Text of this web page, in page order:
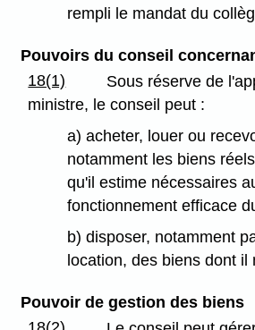
rempli le mandat du
Pouvoirs du conseil
18(1)
Sous réserve de
ministre, le conseil peut :
a) acheter, louer ou
notamment les biens
qu'il estime nécessaires
fonctionnement efficace
b) disposer, notamment
location, des biens dont il
Pouvoir de gestion des biens